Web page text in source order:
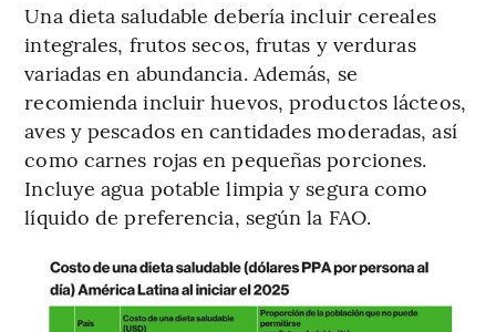
Una dieta saludable debería incluir cereales
integrales, frutos secos, frutas y verduras
variadas en abundancia. Además, se
recomienda incluir huevos, productos lácteos,
aves y pescados en cantidades moderadas, así
como carnes rojas en pequeñas porciones.
Incluye agua potable limpia y segura como
líquido de preferencia, según la FAO.